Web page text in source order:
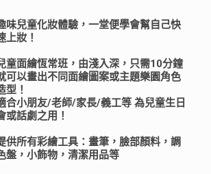
味兒童化妝體驗，一堂便學會幫自己快
上妝！
童面繪恆常班，由淺入深，只需10分鐘
可以畫出不同面繪圖案或主題樂園角色
型！
合小朋友/老師/家長/義工等 為兒童生日
或話劇之用！
供所有彩繪工具：畫筆，臉部顏料，調
盤，小飾物，清潔用品等